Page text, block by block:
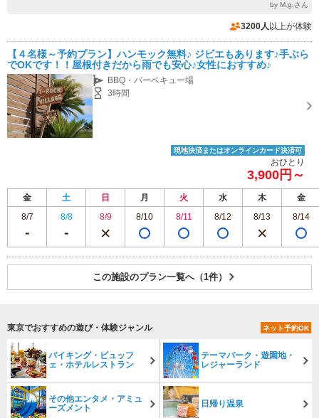
by M.g.さん
3200人 以上が体験
【４名様～予約プラン】ハンモック無料♪ ジビエもあります♪手ぶら
でOKです！！屋根付きだから雨でも安心♪女性におすすめ♪
BBQ・バーベキュー場
3時間
現地決済またはオンラインカード決済可
おひとり
3,900円～
金 土 日 月 火 水 木
金
8/7
8/8 8/9 8/10 8/11 8/12 8/13 8/14
この施設のプラン一覧へ（1件）
東京でおすすめの遊び・体験ジャンル ネット予約OK
バイキング・ビュッフ
ェ・ホテルレストラン
テーマパーク・遊園地・
レジャーランド
その他エンタメ・アミュ
ーズメント
日帰り温泉